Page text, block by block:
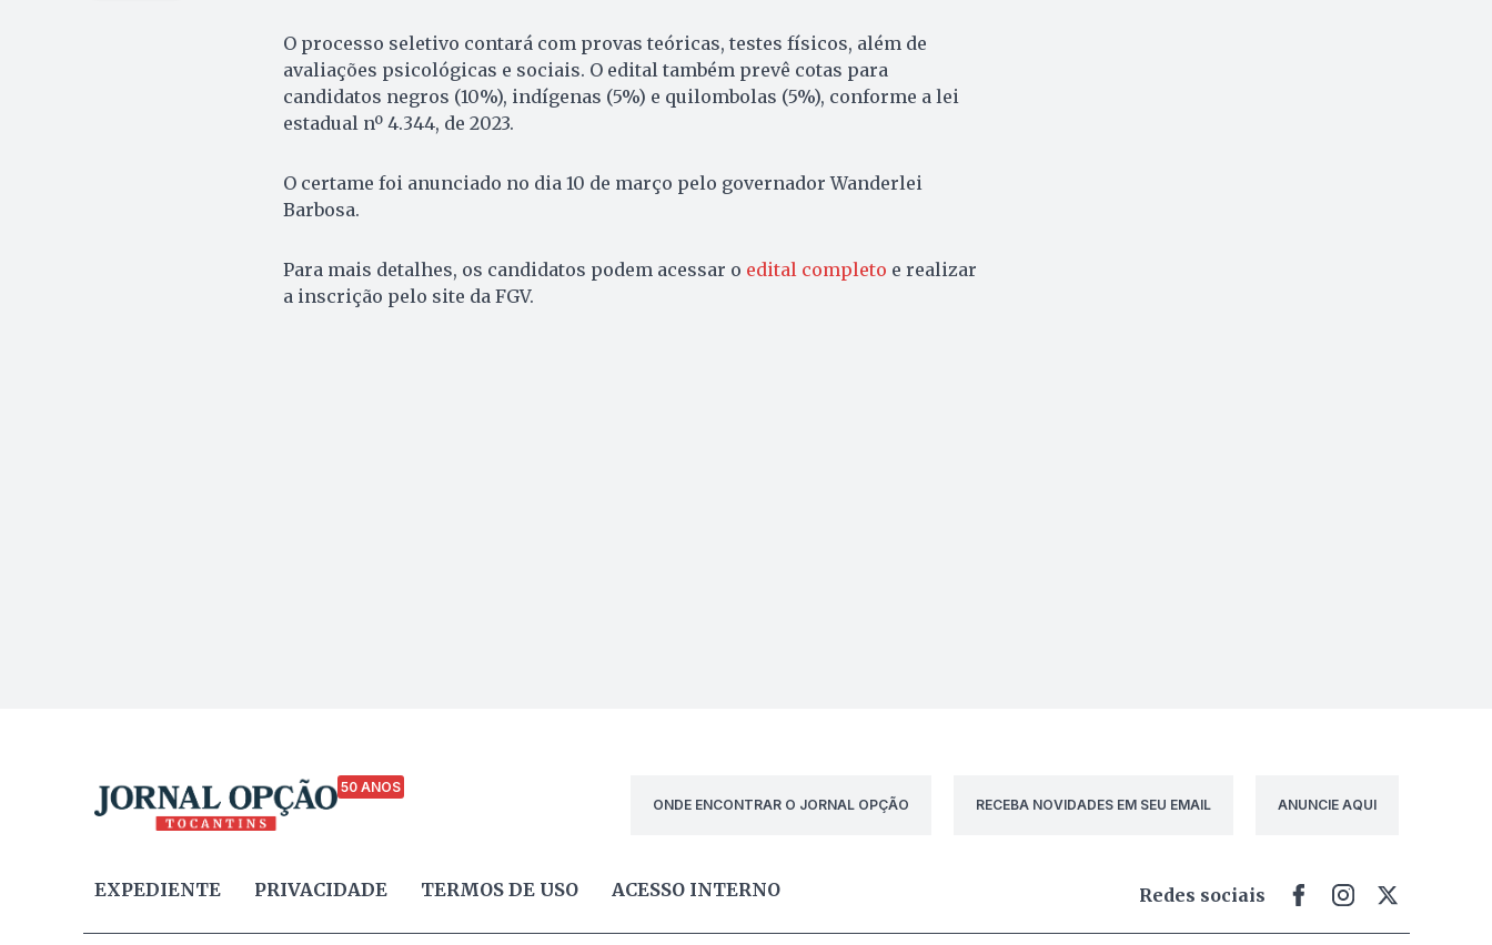
O processo seletivo contará com provas teóricas, testes físicos, além de
avaliações psicológicas e sociais. O edital também prevê cotas para
candidatos negros (10%), indígenas (5%) e quilombolas (5%), conforme a lei
estadual nº 4.344, de 2023.
O certame foi anunciado no dia 10 de março pelo governador Wanderlei
Barbosa.
Para mais detalhes, os candidatos podem acessar o edital completo e realizar
a inscrição pelo site da FGV.
50 ANOS
ONDE ENCONTRAR O JORNAL OPÇÃO
RECEBA NOVIDADES EM SEU EMAIL ANUNCIE AQUI
EXPEDIENTE PRIVACIDADE TERMOS DE USO ACESSO INTERNO Redes sociais